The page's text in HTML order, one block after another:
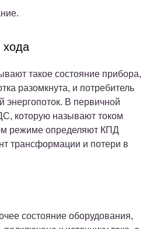
хода
такое состояние прибора,
разомкнута, и потребитель
энергопоток. В первичной
которую называют током
режиме определяют КПД
трансформации и потери в
состояние оборудования,